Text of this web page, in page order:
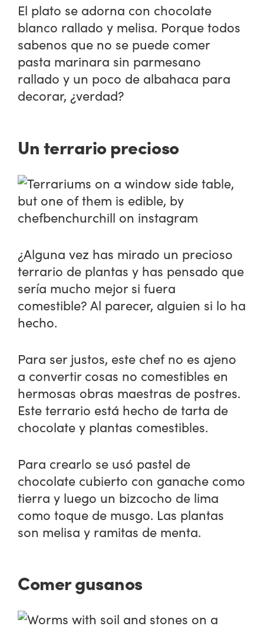
El plato se adorna con chocolate
blanco rallado y melisa. Porque todos
sabenos que no se puede comer
pasta marinara sin parmesano
rallado y un poco de albahaca para
decorar, ¿verdad?
Un terrario precioso
¿Alguna vez has mirado un precioso
terrario de plantas y has pensado que
sería mucho mejor si fuera
comestible? Al parecer, alguien si lo ha
hecho.
Para ser justos, este chef no es ajeno
a convertir cosas no comestibles en
hermosas obras maestras de postres.
Este terrario está hecho de tarta de
chocolate y plantas comestibles.
Para crearlo se usó pastel de
chocolate cubierto con ganache como
tierra y luego un bizcocho de lima
como toque de musgo. Las plantas
son melisa y ramitas de menta.
Comer gusanos